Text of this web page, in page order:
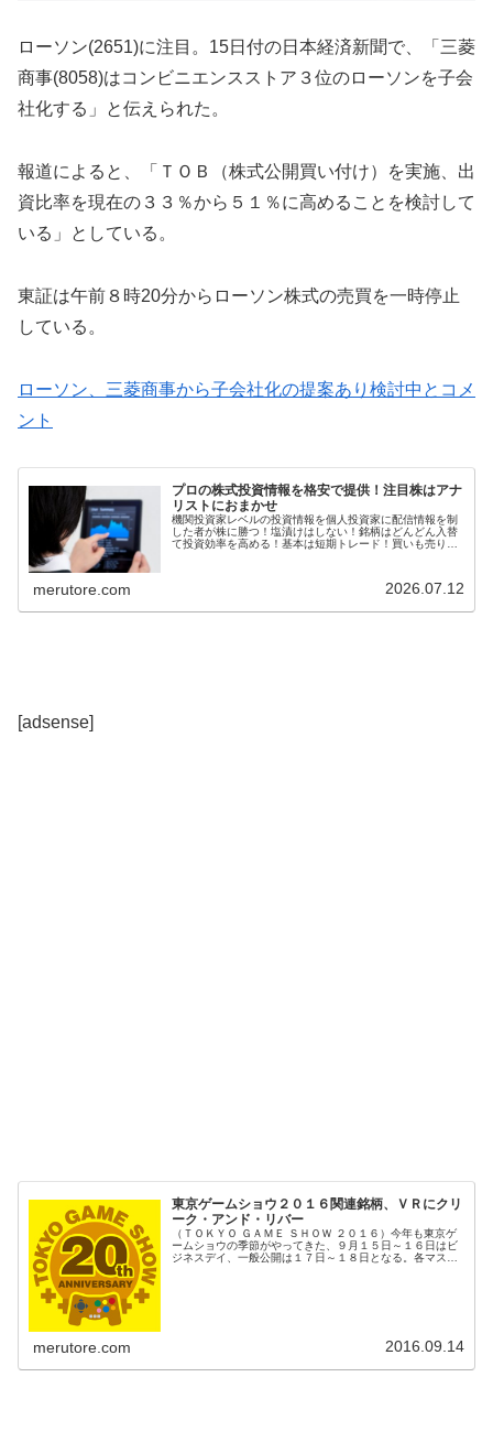
ローソン(2651)に注目。15日付の日本経済新聞で、「三菱
商事(8058)はコンビニエンスストア３位のローソンを子会
社化する」と伝えられた。
報道によると、「ＴＯＢ（株式公開買い付け）を実施、出
資比率を現在の３３％から５１％に高めることを検討して
いる」としている。
東証は午前８時20分からローソン株式の売買を一時停止
している。
ローソン、三菱商事から子会社化の提案あり検討中とコメ
ント
プロの株式投資情報を格安で提供！注目株はアナ
リストにおまかせ
機関投資家レベルの投資情報を個人投資家に配信情報を制
した者が株に勝つ！塩漬けはしない！銘柄はどんどん入替
て投資効率を高める！基本は短期トレード！買いも売りも
merutore.com 2026.07.12
[adsense]
東京ゲームショウ２０１６関連銘柄、ＶＲにクリ
ーク・アンド・リバー
（ＴＯＫＹＯ ＧＡＭＥ ＳＨＯＷ ２０１６）今年も東京ゲ
ームショウの季節がやってきた、９月１５日～１６日はビ
ジネスデイ、一般公開は１７日～１８日となる。各マスメ
merutore.com 2016.09.14